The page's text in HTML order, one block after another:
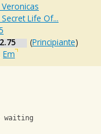
Life Of...
2.75 (Principiante)
Em
waiting